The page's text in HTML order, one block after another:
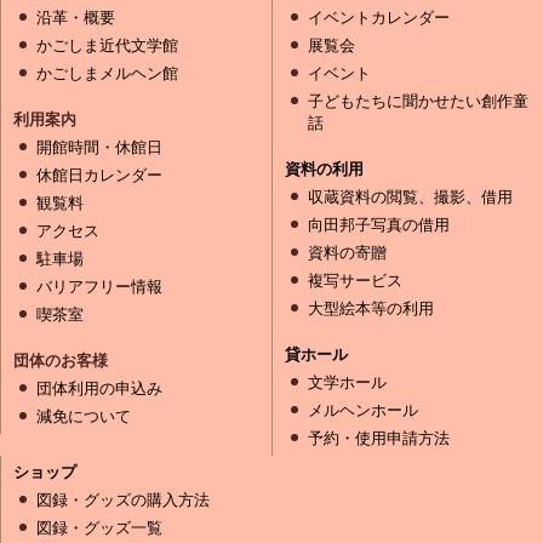
沿革・概要
かごしま近代文学館
かごしまメルヘン館
利用案内
開館時間・休館日
休館日カレンダー
観覧料
アクセス
駐車場
バリアフリー情報
喫茶室
団体のお客様
団体利用の申込み
減免について
イベントカレンダー
展覧会
イベント
子どもたちに聞かせたい創作童
話
資料の利用
収蔵資料の閲覧、撮影、借用
向田邦子写真の借用
資料の寄贈
複写サービス
大型絵本等の利用
貸ホール
文学ホール
メルヘンホール
予約・使用申請方法
ショップ
図録・グッズの購入方法
図録・グッズ一覧